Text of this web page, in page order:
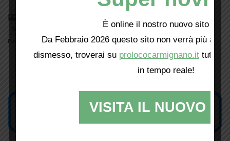
Translate
È online il nostro nuovo sito web!
Da Febbraio 2026 questo sito non verrà più
dismesso, troverai su prolococarmignano.it tutti i
in tempo reale!
VISITA IL NUOVO